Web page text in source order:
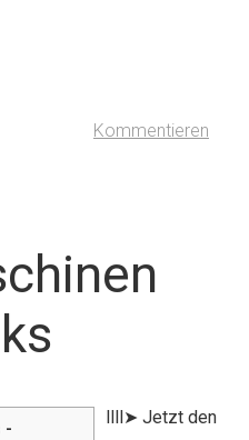
Kommentieren
-
llll➤ Jetzt den